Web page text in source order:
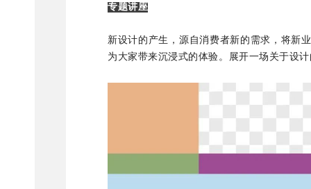
专题讲座
新设计的产生，源自消费者新的需求，将新
为大家带来沉浸式的体验。展开一场关于设